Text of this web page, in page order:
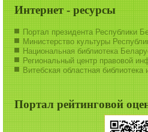
Интернет - ресурсы
Портал президента Республики
Министерство культуры
Национальная библиотека
Региональный центр правовой
Витебская областная
Портал рейтинговой